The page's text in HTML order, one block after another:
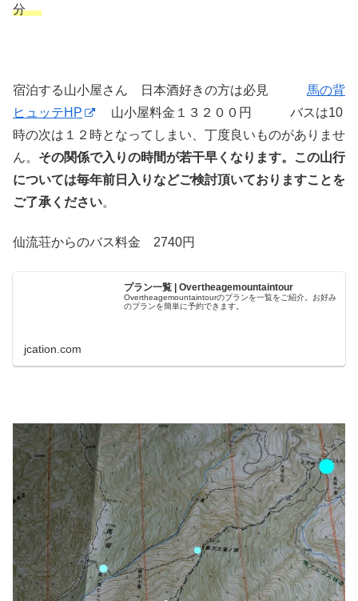
分
宿泊する山小屋さん 日本酒好きの方は必見 馬の背
ヒュッテHP
山小屋料金１３２００円 バスは10
時の次は１２時となってしまい、丁度良いものがありませ
ん。 その関係で入りの時間が若干早くなります。この山行
については毎年前日入りなどご検討頂いておりますことを
ご了承ください。
仙流荘からのバス料金 2740円
プラン一覧 | Overtheagemountaintour
Overtheagemountaintourのプランを一覧をご紹介。お好み
のプランを簡単に予約できます。
jcation.com